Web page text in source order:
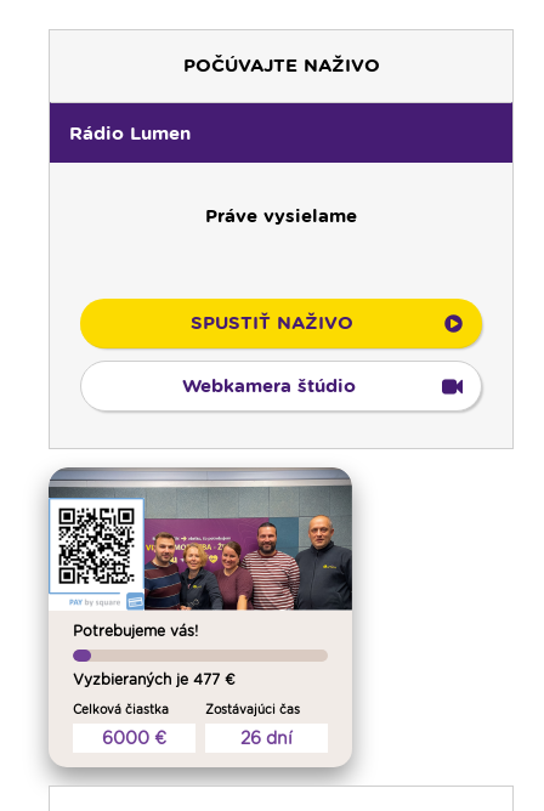
POČÚVAJTE NAŽIVO
Rádio Lumen
Práve vysielame
SPUSTIŤ NAŽIVO
Webkamera štúdio
Potrebujeme vás!
Vyzbieraných je 477 €
Celková čiastka
6000 €
Zostávajúci čas
26 dní
00:01
Gaučing - repríza
01:00
Rodina - repríza
01:30
Gospelparáda - repríza
03:00
Svetlo nádeje - repríza
04:25
Čítanie na pokračovanie - repríza
04:50
Deň s modlitbou
05:00
Rádio Vatikán - CZ
05:15
Rádio Vatikán - SK (repríza)
05:30
Litánie k Božskému srdcu
05:45
Ranné chvály
06:00
Lumenáda - štvrtok (I.)
08:30
Emauzy - sv. omša 08:30
09:15
Lumenáda - štvrtok (II.)
11:10
Kvietky sv. Františka